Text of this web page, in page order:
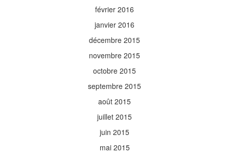
février 2016
janvier 2016
décembre 2015
novembre 2015
octobre 2015
septembre 2015
août 2015
juillet 2015
juin 2015
mai 2015